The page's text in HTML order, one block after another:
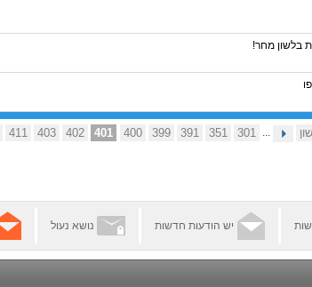
בלשון מחר!
...
301
351
391
399
400
401
402
403
411
יש הודעות חדשות נושא נעול